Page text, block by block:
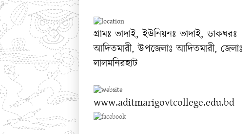
গ্রামঃ ভাদাই, ইউনিয়নঃ ভাদাই, ডাকঘরঃ
আদিতমারী, উপজেলাঃ আদিতমারী, জেলাঃ
লালমনিরহাট
www.aditmarigovtcollege.edu.bd